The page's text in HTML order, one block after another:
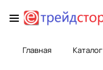
Главная Каталог